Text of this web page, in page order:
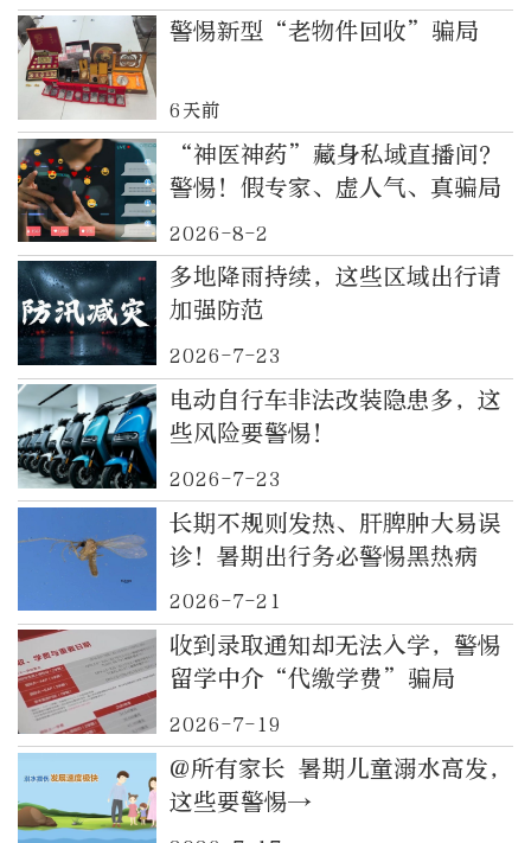
警惕新型“老物件回收”骗局
6天前
“神医神药”藏身私域直播间？
警惕！假专家、虚人气、真骗局
2026-8-2
多地降雨持续，这些区域出行请
加强防范
2026-7-23
电动自行车非法改装隐患多，这
些风险要警惕！
2026-7-23
长期不规则发热、肝脾肿大易误
诊！暑期出行务必警惕黑热病
2026-7-21
收到录取通知却无法入学，警惕
留学中介“代缴学费”骗局
2026-7-19
@所有家长 暑期儿童溺水高发，
这些要警惕→